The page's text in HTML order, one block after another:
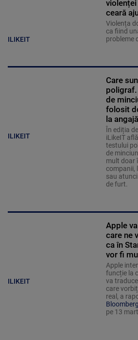
ILIKEIT
ceară
Violența
ca fiind
probleme
ILIKEIT
Care
de
folosit
la
În ediția
iLikeIT
testului
de
mult doar
companii,
sau
de furt.
ILIKEIT
Apple
care ne
ca în
vor fi
Apple
funcție la
va
care
real, a
Bloomberg
pe 13